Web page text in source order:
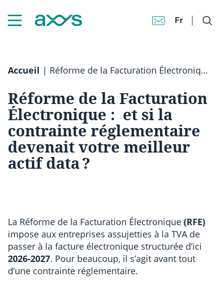
Fr
Accueil | Réforme de la Facturation Électronique : et si la contrainte réglementaire devenait votre meilleur actif data ?
Réforme de la Facturation
Électronique : et si la
contrainte réglementaire
devenait votre meilleur
actif data ?
La Réforme de la Facturation Électronique (RFE)
impose aux entreprises assujetties à la TVA de
passer à la facture électronique structurée d’ici
2026-2027. Pour beaucoup, il s’agit avant tout
d’une contrainte réglementaire.